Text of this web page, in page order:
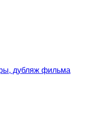
дубляж фильма